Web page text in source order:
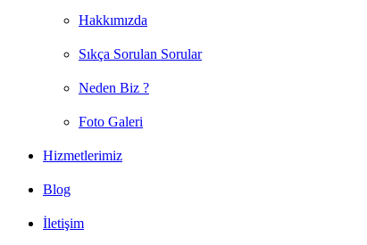
Hakkımızda
Sıkça Sorulan Sorular
Neden Biz ?
Foto Galeri
Hizmetlerimiz
Blog
İletişim